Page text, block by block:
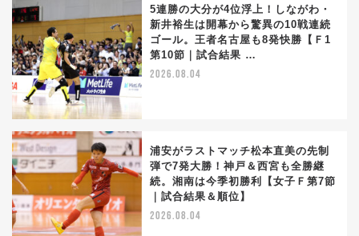
5連勝の大分が4位浮上！しながわ・
新井裕生は開幕から驚異の10戦連続
ゴール。王者名古屋も8発快勝【Ｆ1
第10節｜試合結果 …
2026.08.04
浦安がラストマッチ松本直美の先制
弾で7発大勝！神戸＆西宮も全勝継
続。湘南は今季初勝利【女子Ｆ第7節
｜試合結果＆順位】
2026.08.04